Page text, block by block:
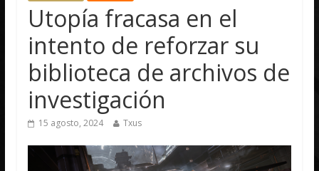
Utopía fracasa en el
intento de reforzar su
biblioteca de archivos de
investigación
15 agosto, 2024 Txus